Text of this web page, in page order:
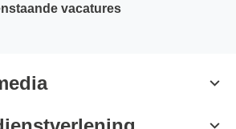
vacatures